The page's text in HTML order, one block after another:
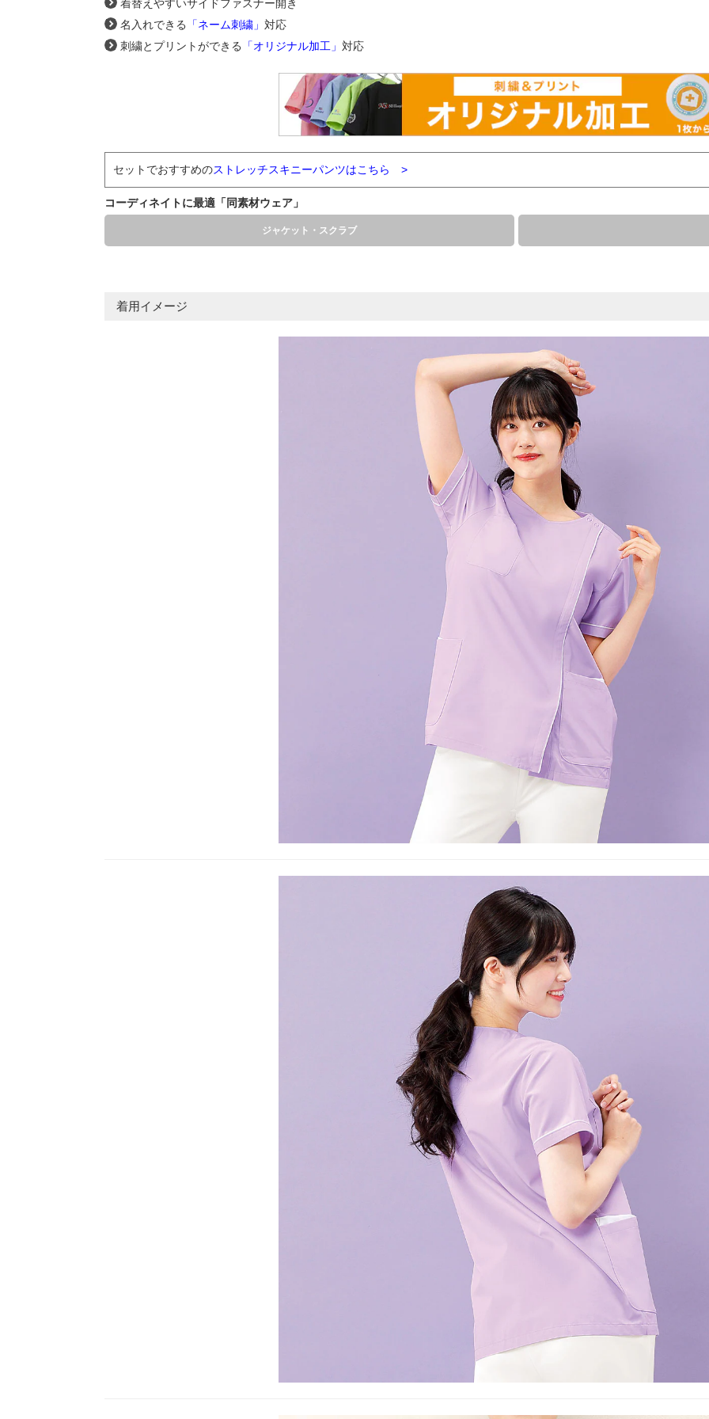
着替えやすいサイドファスナー開き
名入れできる
「ネーム刺繍」 対応
刺繍とプリントができる
「オリジナル加工」 対応
セットでおすすめのストレッチスキニーパンツはこちら >
コーディネイトに最適「同素材ウェア」
ジャケット・スクラブ
着用イメージ